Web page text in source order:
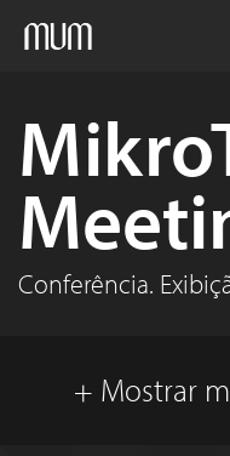
MUM
Mídia
Conferência.
+ Mostrar